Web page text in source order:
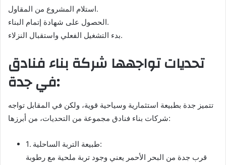
استلام المشروع من المقاول.
الحصول على شهادة إتمام البناء.
بدء التشغيل الفعلي واستقبال النزلاء.
تحديات تواجهها شركة بناء فنادق
في جدة:
تتميز جدة بطبيعة استثمارية وسياحية قوية، ولكن في المقابل تواجه
شركات بناء فنادق مجموعة من التحديات، من أبرزها:
1. طبيعة التربة الساحلية:
قرب جدة من البحر الأحمر يعني وجود تربة ملحية مع رطوبة